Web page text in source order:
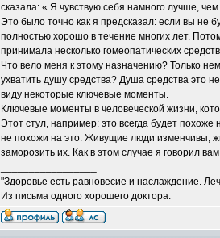
сказала: « Я чувствую себя намного лучше,
Это было точно как я предсказал: если вы не
полностью хорошо в течение многих лет.
принимала несколько гомеопатических
Что вело меня к этому назначению? Только
ухватить душу средства? Душа средства это
виду некоторые ключевые моменты.
Ключевые моменты в человеческой жизни,
Этот стул, например: это всегда будет
не похожи на это. Живущие люди изменчивы,
заморозить их. Как в этом случае я говорил
"Здоровье есть равновесие и наслаждение.
Из письма одного хорошего доктора.